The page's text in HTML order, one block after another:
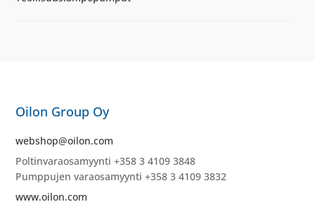
Oilon Group Oy
webshop@oilon.com
Poltinvaraosamyynti +358 3 4109 3848
Pumppujen varaosamyynti +358 3 4109 3832
www.oilon.com